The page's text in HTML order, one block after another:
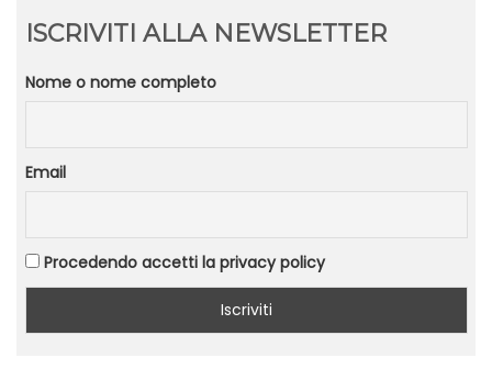
ISCRIVITI ALLA NEWSLETTER
Nome o nome completo
Email
Procedendo accetti la privacy policy